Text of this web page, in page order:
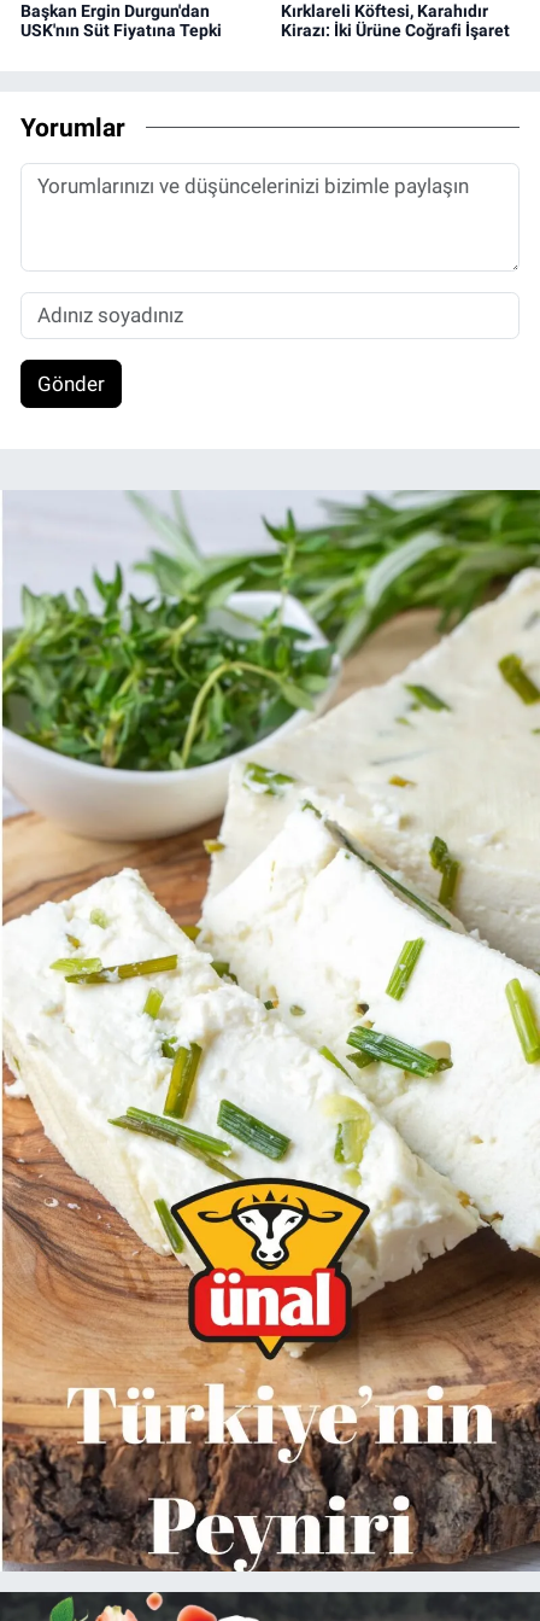
Başkan Ergin Durgun'dan
USK'nın Süt Fiyatına Tepki
Kırklareli Köftesi, Karahıdır
Kirazı: İki Ürüne Coğrafi İşaret
Yorumlar
Gönder